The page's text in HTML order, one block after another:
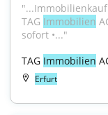
TAG Immobilien
sofort •..."
TAG Immobilien
Erfurt